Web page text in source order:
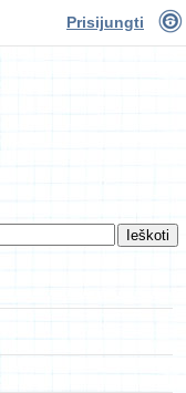
Prisijungti